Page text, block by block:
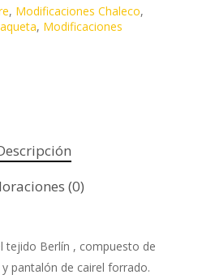
, Modificaciones Chaleco,
, Modificaciones
(0)
tejido Berlín , compuesto de
pantalón de cairel forrado.